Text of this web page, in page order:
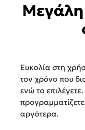
Ευκολία στη
τον χρόνο που
ενώ το
αργότερα.